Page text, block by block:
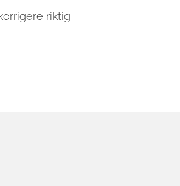
riktig